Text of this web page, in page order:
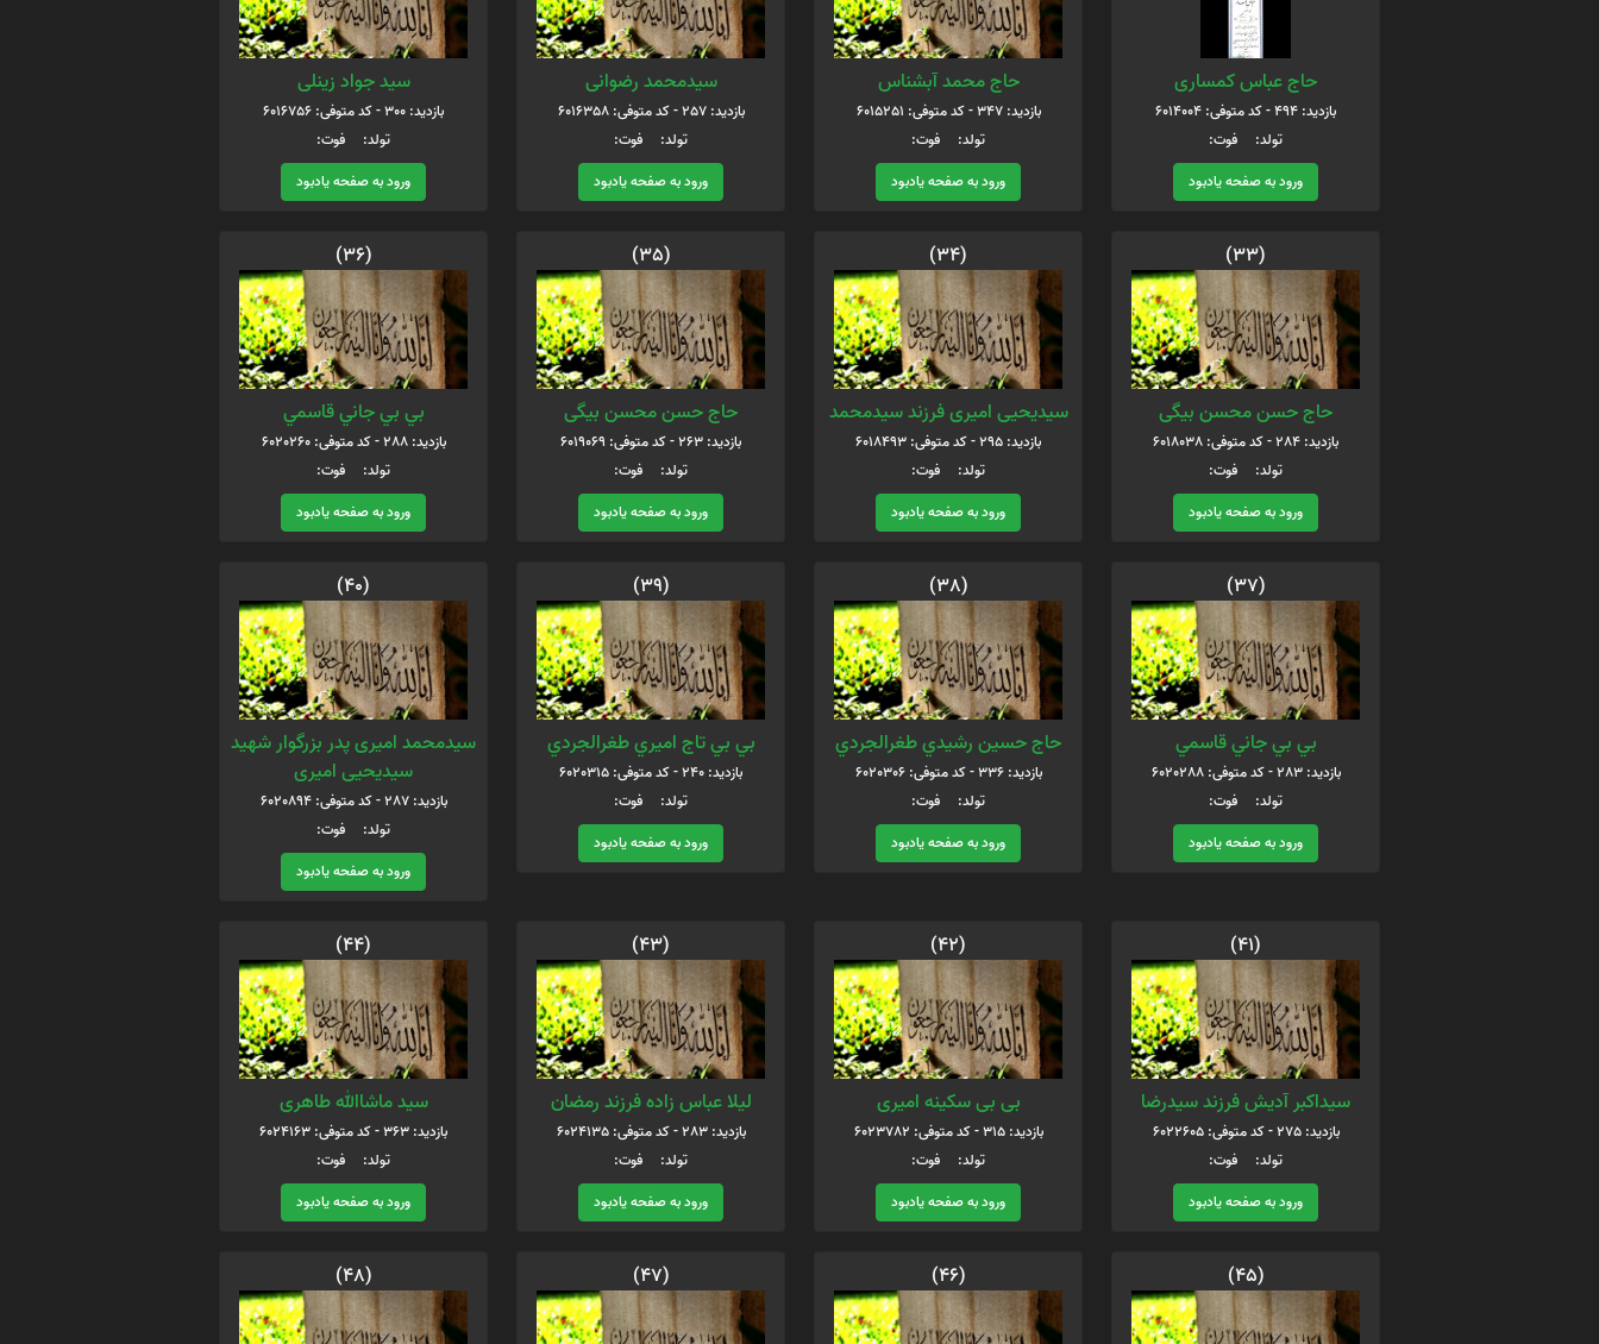
حاج عباس کمساری
بازدید: 494 - کد متوفی: 6014004
تولد: فوت:
ورود به صفحه یادبود
حاج محمد آبشناس
بازدید: 347 - کد متوفی: 6015251
تولد: فوت:
ورود به صفحه یادبود
سیدمحمد رضوانی
بازدید: 257 - کد متوفی: 6016358
تولد: فوت:
ورود به صفحه یادبود
سید جواد زینلی
بازدید: 300 - کد متوفی: 6016756
تولد: فوت:
ورود به صفحه یادبود
(33)
حاج حسن محسن بیگی
بازدید: 284 - کد متوفی: 6018038
تولد: فوت:
ورود به صفحه یادبود
(34)
سیدیحیی امیری فرزند سیدمحمد
بازدید: 295 - کد متوفی: 6018493
تولد: فوت:
ورود به صفحه یادبود
(35)
حاج حسن محسن بیگی
بازدید: 263 - کد متوفی: 6019069
تولد: فوت:
ورود به صفحه یادبود
(36)
بي بي جاني قاسمي
بازدید: 288 - کد متوفی: 6020260
تولد: فوت:
ورود به صفحه یادبود
(37)
بي بي جاني قاسمي
بازدید: 283 - کد متوفی: 6020288
تولد: فوت:
ورود به صفحه یادبود
(38)
حاج حسين رشيدي طغرالجردي
بازدید: 336 - کد متوفی: 6020306
تولد: فوت:
ورود به صفحه یادبود
(39)
بي بي تاج اميري طغرالجردي
بازدید: 240 - کد متوفی: 6020315
تولد: فوت:
ورود به صفحه یادبود
(40)
سیدمحمد امیری پدر بزرگوار شهید
سیدیحیی امیری
بازدید: 287 - کد متوفی: 6020894
تولد: فوت:
ورود به صفحه یادبود
(41)
سیداکبر آدیش فرزند سیدرضا
بازدید: 275 - کد متوفی: 6022605
تولد: فوت:
ورود به صفحه یادبود
(42)
بی بی سکینه امیری
بازدید: 315 - کد متوفی: 6023782
تولد: فوت:
ورود به صفحه یادبود
(43)
لیلا عباس زاده فرزند رمضان
بازدید: 283 - کد متوفی: 6024135
تولد: فوت:
ورود به صفحه یادبود
(44)
سید ماشاالله طاهری
بازدید: 363 - کد متوفی: 6024163
تولد: فوت:
ورود به صفحه یادبود
(45)
(46)
(47)
(48)